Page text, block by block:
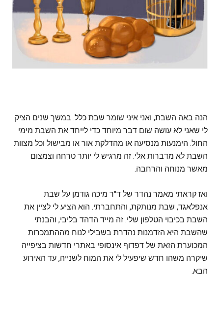
הנה באה השבת, ואני איני שומר שבת כלל. במשך שנים הציק
לי שאני לא עושה שום דבר מיוחד כדי לייחד את השבת מימי
החול. הימנעות מנסיעה או מהדלקת אור או מבישול וכל מצוות
השבת לא מדברות אלי. זה מרגיש לי יותר טרחה וצמצום
מאשר מנוחה והרחבה.
ואז קראתי מאמר נהדר של ד"ר מיכה גודמן על שבת
אנפלאגד, שבת מנותקת, והתחברתי. הוא הציע לי לציין את
השבת בכיבוי הטלפון שלי. זה מייד הדהד בליבי, והבנתי
שהשבת היא הזדמנות נהדרת בשבילי לנוח מההתמכרות
המכוערת הזאת של דפדוף אינסופי באתרי חדשות בציפייה
שיקרה משהו חדש שיפעיל לי את המוח לשנייה, עד האירוע
הבא.